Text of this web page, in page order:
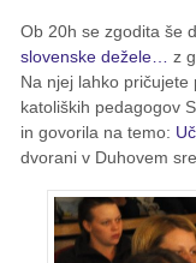
Ob 20h se zgodita še
slovenske dežele…
z
Na njej lahko
katoliških pedagogov
in govorila na temo:
dvorani v Duhovem